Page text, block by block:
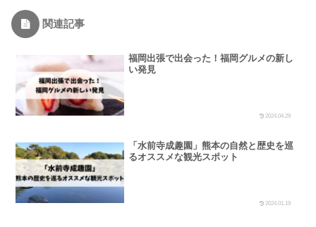
関連記事
福岡出張で出会った！福岡グルメの新し
い発見
2024.04.29
「水前寺成趣園」熊本の自然と歴史を巡
るオススメな観光スポット
2024.01.19